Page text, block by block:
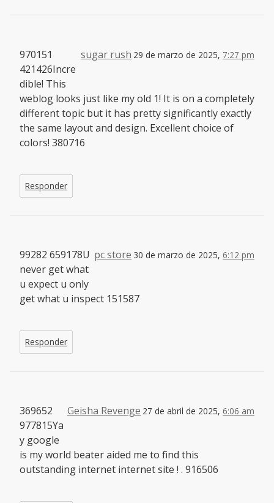
sugar rush 29 de marzo de 2025, 7:27 pm
970151
421426Incre
dible! This
weblog looks just like my old 1! It is on a completely
different topic but it has pretty significantly exactly
the same layout and design. Excellent choice of
colors! 380716
Responder
pc store 30 de marzo de 2025, 6:12 pm
99282 659178U
never get what
u expect u only
get what u inspect 151587
Responder
Geisha Revenge 27 de abril de 2025, 6:06 am
369652
977815Ya
y google
is my world beater aided me to find this
outstanding internet internet site ! . 916506